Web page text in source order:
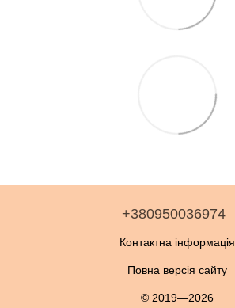
+380950036974
Контактна інформація
Повна версія сайту
© 2019—2026